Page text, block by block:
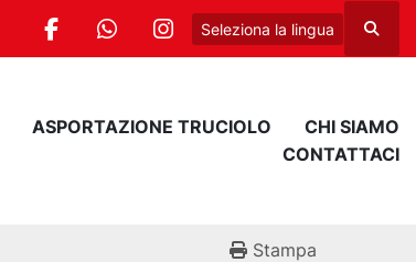
facebookwhatsappinstagram
Seleziona la lingua Cerca
ASPORTAZIONE TRUCIOLO
CHI SIAMO
CONTATTACI
Stampa